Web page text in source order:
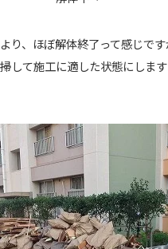
り、ほぼ解体終了って感じで
して施工に適した状態にしま